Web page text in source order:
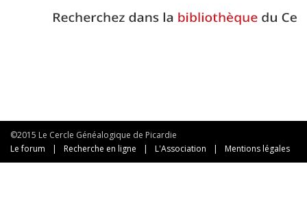
©2015 Le Cercle Généalogique de Picardie
Le forum
| Recherche en ligne | L'Association | Mentions légales